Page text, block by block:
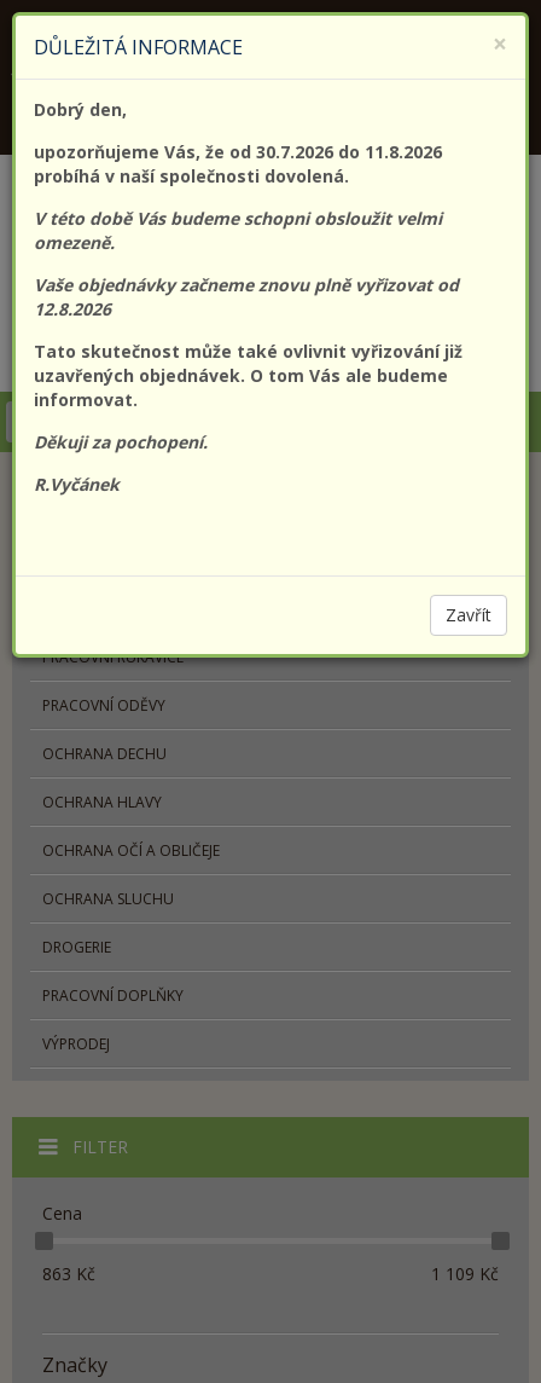
CZK EUR Přihlášení Registrace
PRACOVNÍ RUKAVICE
PRACOVNÍ ODĚVY
OCHRANA DECHU
OCHRANA HLAVY
OCHRANA OČÍ A OBLIČEJE
OCHRANA SLUCHU
DROGERIE
PRACOVNÍ DOPLŇKY
VÝPRODEJ
FILTER
Cena
863 Kč 1 109 Kč
Značky
×
DŮLEŽITÁ INFORMACE
Dobrý den,
upozorňujeme Vás, že od 30.7.2026 do 11.8.2026
probíhá v naší společnosti dovolená.
V této době Vás budeme schopni obsloužit velmi
omezeně.
Vaše objednávky začneme znovu plně vyřizovat od
12.8.2026
Tato skutečnost může také ovlivnit vyřizování již
uzavřených objednávek. O tom Vás ale budeme
informovat.
Děkuji za pochopení.
R.Vyčánek
Zavřít